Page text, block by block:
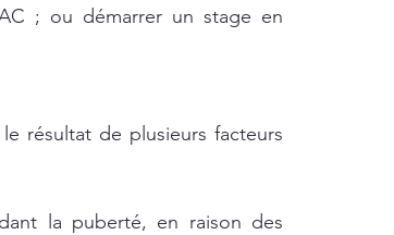
; ou démarrer un stage en
résultat de plusieurs facteurs
la puberté, en raison des